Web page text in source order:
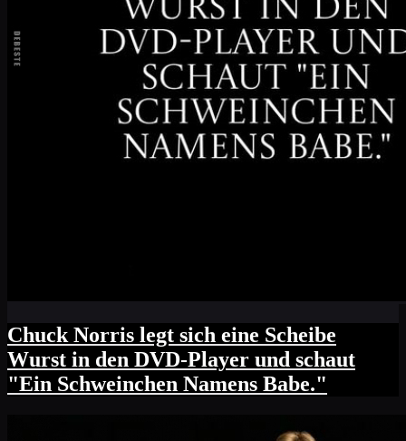
Chuck Norris legt sich eine Scheibe
Wurst in den DVD-Player und schaut
"Ein Schweinchen Namens Babe."